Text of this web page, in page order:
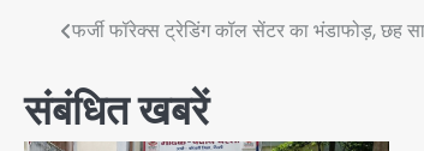
Post
navigation
फर्जी फॉरेक्स ट्रेडिंग कॉल सेंटर का भंडाफोड़, छह
संबंधित खबरें